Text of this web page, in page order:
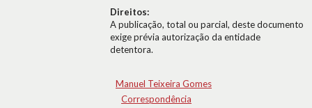
Direitos:
A publicação, total ou parcial, deste documento
exige prévia autorização da entidade
detentora.
Manuel Teixeira Gomes
Correspondência